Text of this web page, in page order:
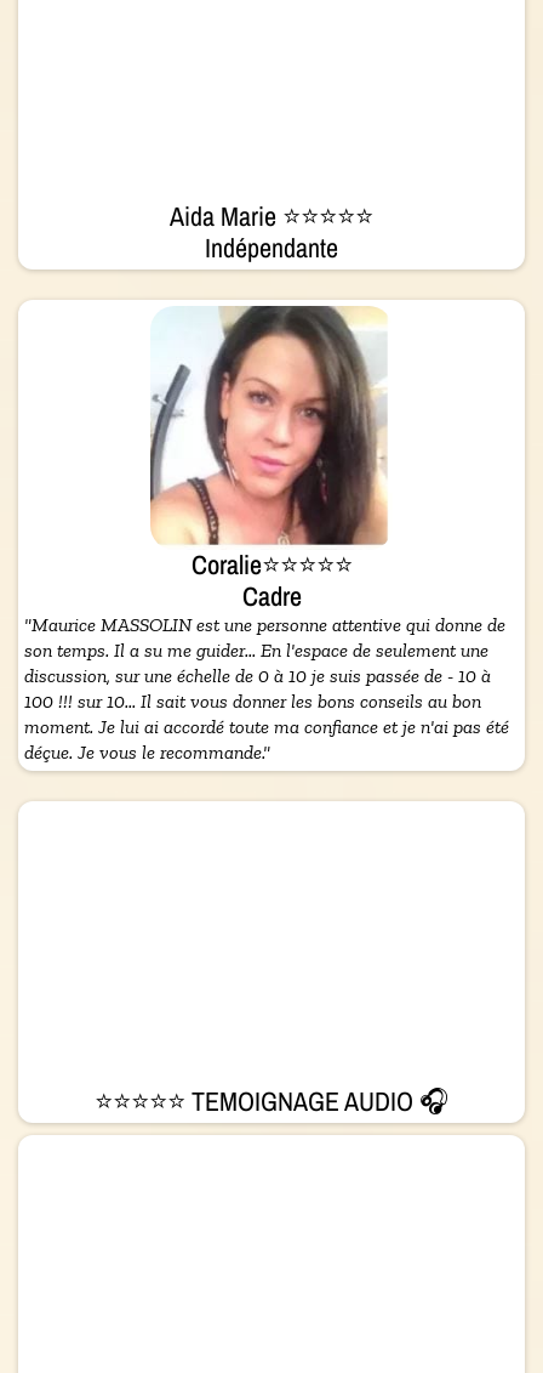
Aida Marie ⭐⭐⭐⭐⭐
Indépendante
Coralie⭐⭐⭐⭐⭐
Cadre
"Maurice MASSOLIN est une personne attentive qui donne de
son temps. Il a su me guider... En l'espace de seulement une
discussion, sur une échelle de 0 à 10 je suis passée de - 10 à
100 !!! sur 10... Il sait vous donner les bons conseils au bon
moment. Je lui ai accordé toute ma confiance et je n'ai pas été
déçue. Je vous le recommande."
⭐⭐⭐⭐⭐ TEMOIGNAGE AUDIO 🎧